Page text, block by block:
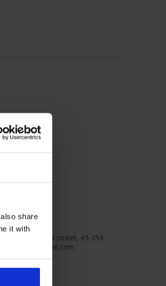
share
it with
1 Krolewska street, 43-354